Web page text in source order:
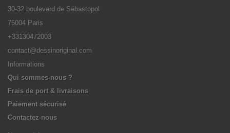
30-32 boulevard de Sébastopol
75004 Paris
+33130472003
contact@dessinoriginal.com
Informations
Qui sommes-nous ?
Frais de port & livraisons
Paiement sécurisé
Contactez-nous